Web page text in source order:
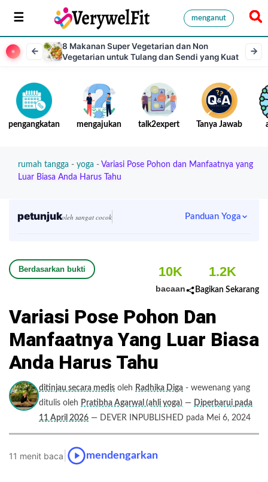
menganut
8 Makanan Super Vegetarian dan Non
Vegetarian untuk Tulang dan Sendi yang Kuat
pengangkatan mengajukan talk2expert Tanya Jawab
rumah tangga - yoga - Variasi Pose Pohon dan Manfaatnya yang
Luar Biasa Anda Harus Tahu
petunjukoleh sangat cocok Panduan Yoga
Berdasarkan bukti 10K
bacaan
1.2K
Bagikan Sekarang
Variasi Pose Pohon Dan
Manfaatnya Yang Luar Biasa
Anda Harus Tahu
ditinjau secara medis oleh Radhika Diga - wewenang yang
ditulis oleh Pratibha Agarwal (ahli yoga) — Diperbarui pada
11 April 2026 — DEVER INPUBLISHED pada Mei 6, 2024
11 menit baca mendengarkan